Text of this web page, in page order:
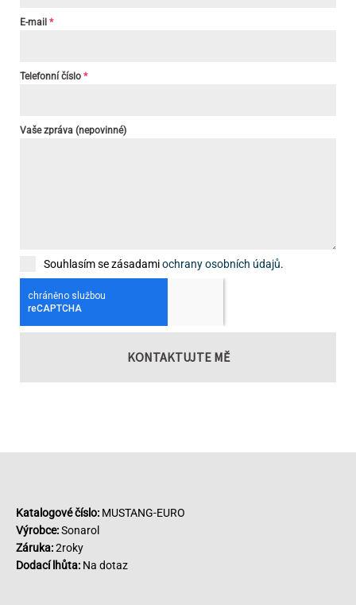
E-mail *
Telefonní číslo *
Vaše zpráva (nepovinné)
Souhlasím se zásadamiochrany osobních údajů.
KONTAKTUJTE MĚ
Katalogové číslo: MUSTANG-EURO
Výrobce:Sonarol
Záruka:2roky
Dodací lhůta: Na dotaz